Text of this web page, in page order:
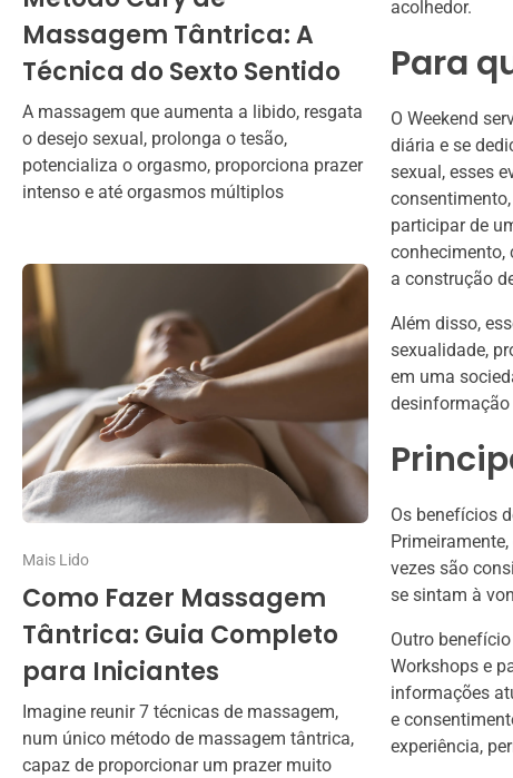
Massagem Tântrica: A
Técnica do Sexto Sentido
A massagem que aumenta a libido, resgata
o desejo sexual, prolonga o tesão,
potencializa o orgasmo, proporciona prazer
intenso e até orgasmos múltiplos
Mais Lido
Como Fazer Massagem
Tântrica: Guia Completo
para Iniciantes
Imagine reunir 7 técnicas de massagem,
num único método de massagem tântrica,
capaz de proporcionar um prazer muito
acolhedor.
Para
O Weekend
diária e se
sexual, esses
participar de
conhecimento,
a construção
Além disso,
sexualidade,
em uma
Os benefícios
vezes são
se sintam à
Outro
Workshops e
informações
e
experiência,